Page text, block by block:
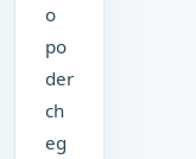
o
po
der
ch
eg